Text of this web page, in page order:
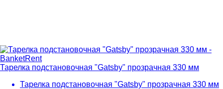
Тарелка подстановочная "Gatsby" прозрачная 330 мм
Тарелка подстановочная "Gatsby" прозрачная 330 мм